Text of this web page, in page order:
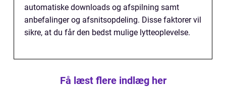
automatiske downloads og afspilning samt
anbefalinger og afsnitsopdeling. Disse faktorer vil
sikre, at du får den bedst mulige lytteoplevelse.
Få læst flere indlæg her